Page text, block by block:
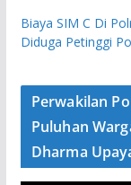
Biaya SIM C Di
Diduga Petinggi
Perwakilan
Puluhan
Dharma